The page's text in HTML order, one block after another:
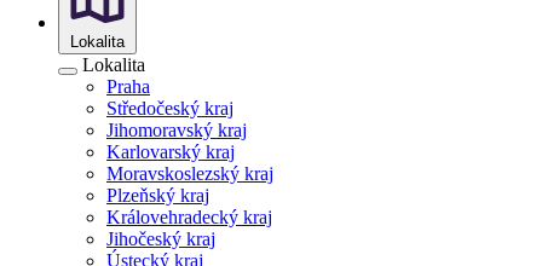
Lokalita
Lokalita
Praha
Středočeský kraj
Jihomoravský kraj
Karlovarský kraj
Moravskoslezský kraj
Plzeňský kraj
Královehradecký kraj
Jihočeský kraj
Ústecký kraj